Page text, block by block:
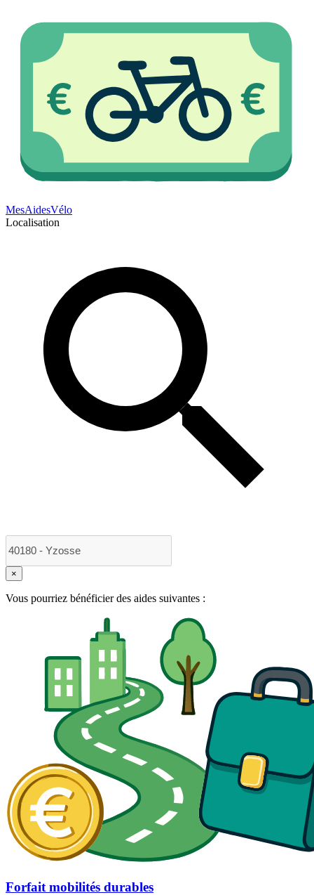
MesAidesVélo
Localisation
×
Vous pourriez bénéficier des aides suivantes :
Forfait mobilités durables